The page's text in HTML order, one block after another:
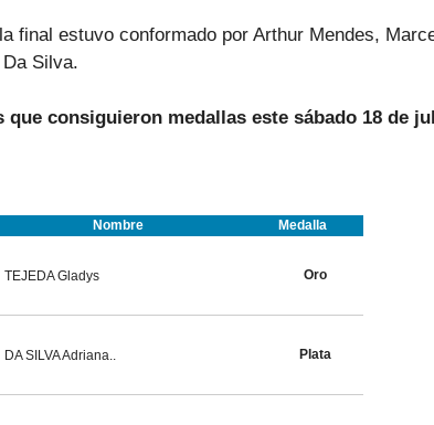
final estuvo conformado por Arthur Mendes,
Silva.
consiguieron medallas este sábado 18 de
Nombre Medalla
TEJEDA Gladys Oro
DA SILVA Adriana.. Plata